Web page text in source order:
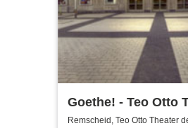
Goethe! - Teo Otto
der Stadt
Remscheid, Teo Otto Theater